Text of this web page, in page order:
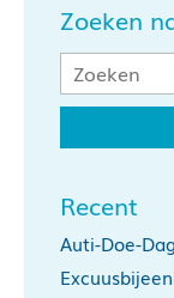
Zoeken
Recent
Auti-Doe-